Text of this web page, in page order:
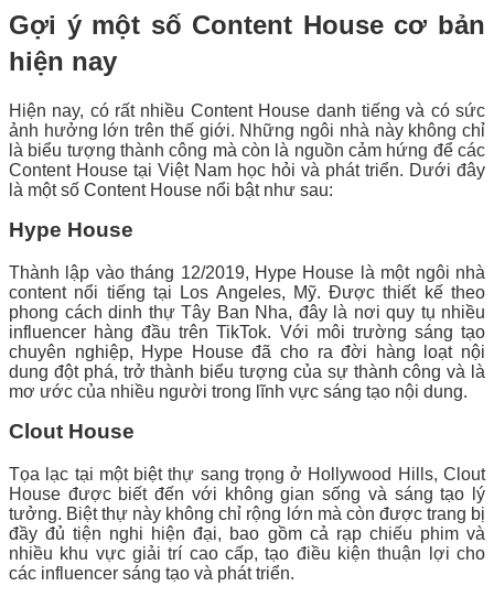
Gợi ý một số Content House cơ bản
hiện nay
Hiện nay, có rất nhiều Content House danh tiếng và có sức
ảnh hưởng lớn trên thế giới. Những ngôi nhà này không chỉ
là biểu tượng thành công mà còn là nguồn cảm hứng để các
Content House tại Việt Nam học hỏi và phát triển. Dưới đây
là một số Content House nổi bật như sau:
Hype House
Thành lập vào tháng 12/2019, Hype House là một ngôi nhà
content nổi tiếng tại Los Angeles, Mỹ. Được thiết kế theo
phong cách dinh thự Tây Ban Nha, đây là nơi quy tụ nhiều
influencer hàng đầu trên TikTok. Với môi trường sáng tạo
chuyên nghiệp, Hype House đã cho ra đời hàng loạt nội
dung đột phá, trở thành biểu tượng của sự thành công và là
mơ ước của nhiều người trong lĩnh vực sáng tạo nội dung.
Clout House
Tọa lạc tại một biệt thự sang trọng ở Hollywood Hills, Clout
House được biết đến với không gian sống và sáng tạo lý
tưởng. Biệt thự này không chỉ rộng lớn mà còn được trang bị
đầy đủ tiện nghi hiện đại, bao gồm cả rạp chiếu phim và
nhiều khu vực giải trí cao cấp, tạo điều kiện thuận lợi cho
các influencer sáng tạo và phát triển.